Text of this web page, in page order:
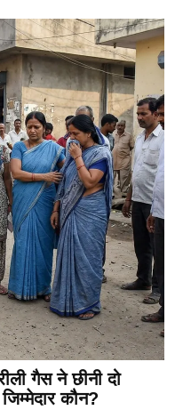
गैस ने छीनी दो
कौन?